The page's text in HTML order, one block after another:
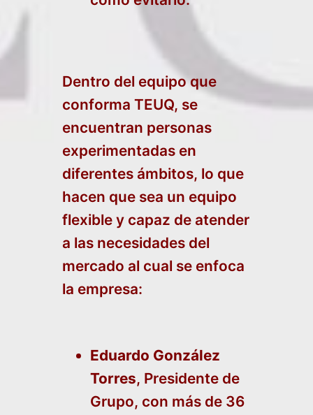
Dentro del equipo que
conforma TEUQ, se
encuentran personas
experimentadas en
diferentes ámbitos, lo que
hacen que sea un equipo
flexible y capaz de atender
a las necesidades del
mercado al cual se enfoca
la empresa:
Eduardo González
Torres, Presidente de
Grupo, con más de 36